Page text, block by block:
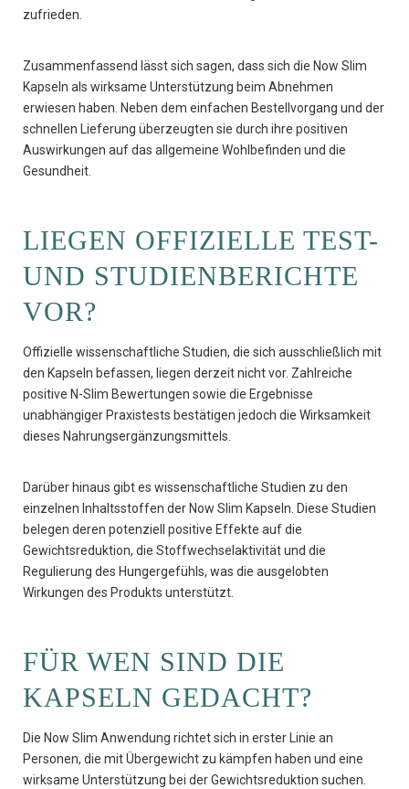
zufrieden.
Zusammenfassend lässt sich sagen, dass sich die Now Slim
Kapseln als wirksame Unterstützung beim Abnehmen
erwiesen haben. Neben dem einfachen Bestellvorgang und der
schnellen Lieferung überzeugten sie durch ihre positiven
Auswirkungen auf das allgemeine Wohlbefinden und die
Gesundheit.
LIEGEN OFFIZIELLE TEST-
UND STUDIENBERICHTE
VOR?
Offizielle wissenschaftliche Studien, die sich ausschließlich mit
den Kapseln befassen, liegen derzeit nicht vor. Zahlreiche
positive N-Slim Bewertungen sowie die Ergebnisse
unabhängiger Praxistests bestätigen jedoch die Wirksamkeit
dieses Nahrungsergänzungsmittels.
Darüber hinaus gibt es wissenschaftliche Studien zu den
einzelnen Inhaltsstoffen der Now Slim Kapseln. Diese Studien
belegen deren potenziell positive Effekte auf die
Gewichtsreduktion, die Stoffwechselaktivität und die
Regulierung des Hungergefühls, was die ausgelobten
Wirkungen des Produkts unterstützt.
FÜR WEN SIND DIE
KAPSELN GEDACHT?
Die Now Slim Anwendung richtet sich in erster Linie an
Personen, die mit Übergewicht zu kämpfen haben und eine
wirksame Unterstützung bei der Gewichtsreduktion suchen.